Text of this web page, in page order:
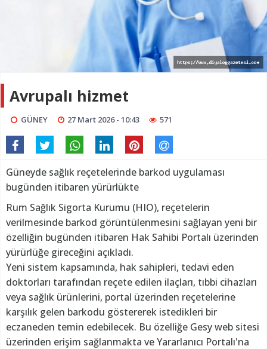
Avrupalı hizmet
GÜNEY 27 Mart 2026 - 10:43 571
Güneyde sağlık reçetelerinde barkod uygulaması
bugünden itibaren yürürlükte
Rum Sağlık Sigorta Kurumu (HIO), reçetelerin
verilmesinde barkod görüntülenmesini sağlayan yeni bir
özelliğin bugünden itibaren Hak Sahibi Portalı üzerinden
yürürlüğe gireceğini açıkladı.
Yeni sistem kapsamında, hak sahipleri, tedavi eden
doktorları tarafından reçete edilen ilaçları, tıbbi cihazları
veya sağlık ürünlerini, portal üzerinden reçetelerine
karşılık gelen barkodu göstererek istedikleri bir
eczaneden temin edebilecek. Bu özelliğe Gesy web sitesi
üzerinden erişim sağlanmakta ve Yararlanıcı Portalı'na